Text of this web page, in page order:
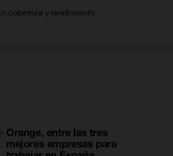
cobertura y rendimiento
Orange, entre las tres
mejores empresas para